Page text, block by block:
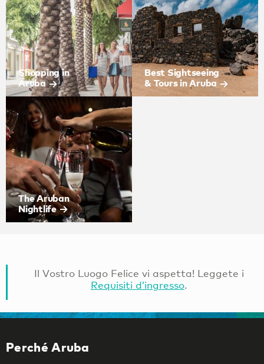
Shopping in
Aruba
Best Sightseeing
& Tours in Aruba
The Aruban
Nightlife
Il Vostro Luogo Felice vi aspetta! Leggete i
Requisiti d’ingresso.
Perché Aruba